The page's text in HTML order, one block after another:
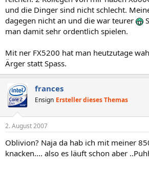
und die Dinger sind nicht schlecht.
dagegen nicht an und die war teurer
man damit sehr ordentlich spielen.
Mit ner FX5200 hat man heutzutage
Ärger statt Spass.
frances
Ensign Ersteller dieses Themas
2. August 2007
Oblivion? Naja da hab ich mit meiner
knacken.... also es läuft schon aber